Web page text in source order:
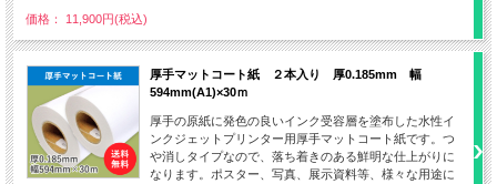
価格： 11,900円(税込)
厚手マットコート紙 ２本入り 厚0.185mm 幅
594mm(A1)×30ｍ
厚手の原紙に発色の良いインク受容層を塗布した水性イ
ンクジェットプリンター用厚手マットコート紙です。つ
や消しタイプなので、落ち着きのある鮮明な仕上がりに
なります。ポスター、写真、展示資料等、様々な用途に